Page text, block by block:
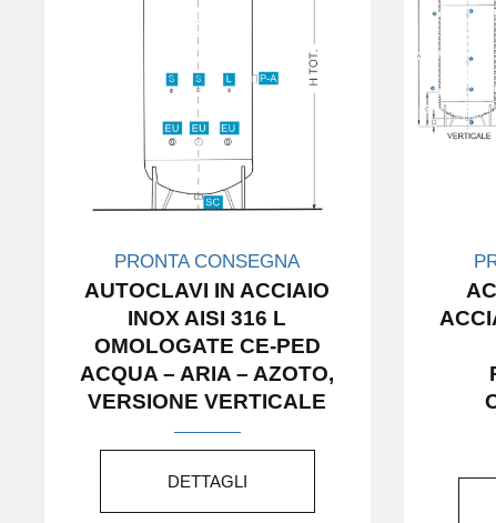
PRONTA CONSEGNA
AUTOCLAVI IN ACCIAIO
INOX AISI 316 L
OMOLOGATE CE-PED
ACQUA – ARIA – AZOTO,
VERSIONE VERTICALE
DETTAGLI